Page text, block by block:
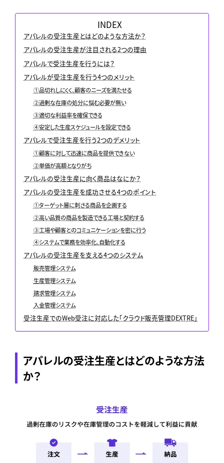
INDEX
アパレルの受注生産とはどのような方法か？
アパレルの受注生産が注目される2つの理由
アパレルで受注生産を行うには？
アパレルが受注生産を行う4つのメリット
①品切れしにくく、顧客のニーズを満たせる
②過剰な在庫の処分に悩む必要が無い
③適切な利益率を確保できる
④安定した生産スケジュールを設定できる
アパレルで受注生産を行う2つのデメリット
①顧客に対して迅速に商品を提供できない
②単価が高額となりがち
アパレルの受注生産に向く商品はなにか？
アパレルの受注生産を成功させる4つのポイント
①ターゲット層に刺さる商品を企画する
②高い品質の商品を製造できる工場と契約する
③工場や顧客とのコミュニケーションを密に行う
④システムで業務を効率化、自動化する
アパレルの受注生産を支える4つのシステム
販売管理システム
生産管理システム
請求管理システム
入金管理システム
受注生産でのWeb受注に対応した「クラウド販売管理DEXTRE」
アパレルの受注生産とはどのような方法
か？